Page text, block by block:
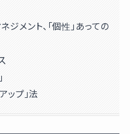
ジメント、「個性」あっての
ップ」法